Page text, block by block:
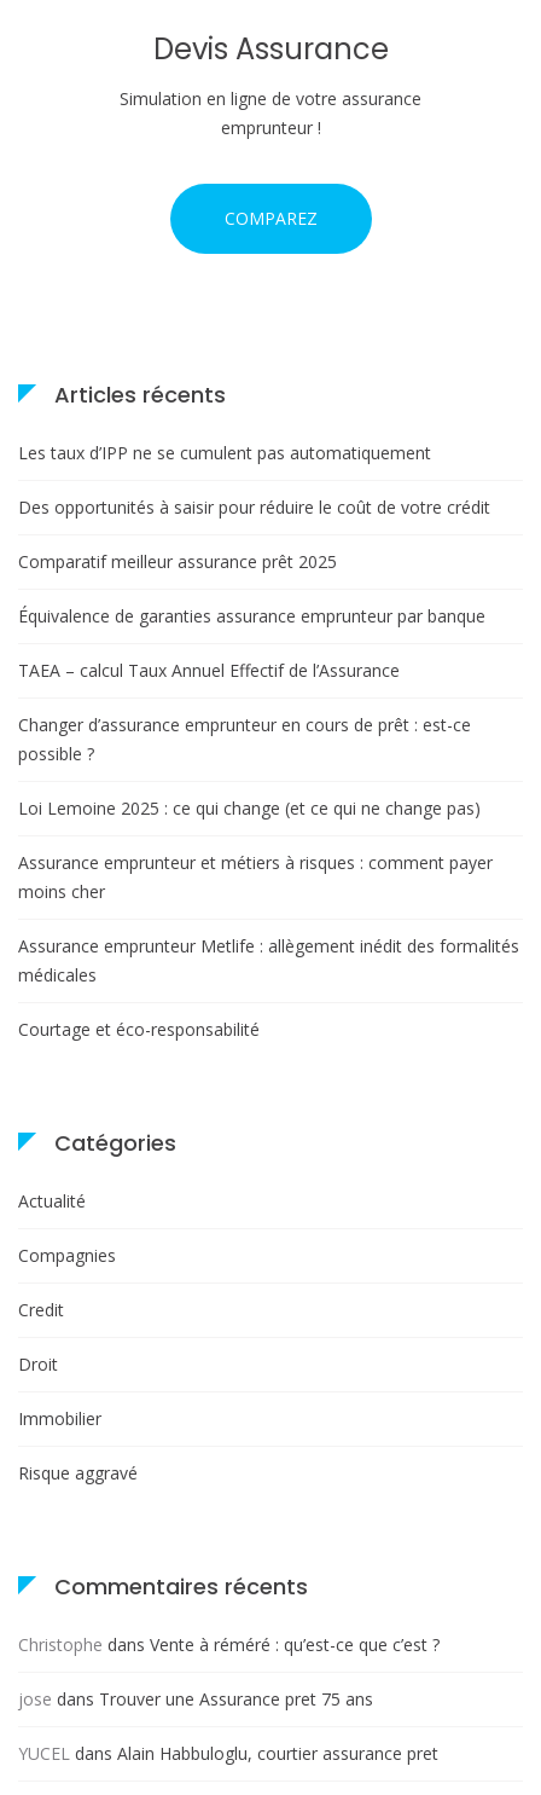
Devis Assurance
Simulation en ligne de votre assurance
emprunteur !
COMPAREZ
Articles récents
Les taux d’IPP ne se cumulent pas automatiquement
Des opportunités à saisir pour réduire le coût de votre crédit
Comparatif meilleur assurance prêt 2025
Équivalence de garanties assurance emprunteur par banque
TAEA – calcul Taux Annuel Effectif de l’Assurance
Changer d’assurance emprunteur en cours de prêt : est-ce
possible ?
Loi Lemoine 2025 : ce qui change (et ce qui ne change pas)
Assurance emprunteur et métiers à risques : comment payer
moins cher
Assurance emprunteur Metlife : allègement inédit des formalités
médicales
Courtage et éco-responsabilité
Catégories
Actualité
Compagnies
Credit
Droit
Immobilier
Risque aggravé
Commentaires récents
Christophe dans Vente à réméré : qu’est-ce que c’est ?
jose dans Trouver une Assurance pret 75 ans
YUCEL dans Alain Habbuloglu, courtier assurance pret